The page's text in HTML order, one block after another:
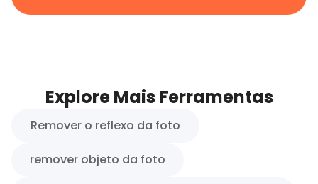
Explore Mais Ferramentas
Remover o reflexo da foto
remover objeto da foto